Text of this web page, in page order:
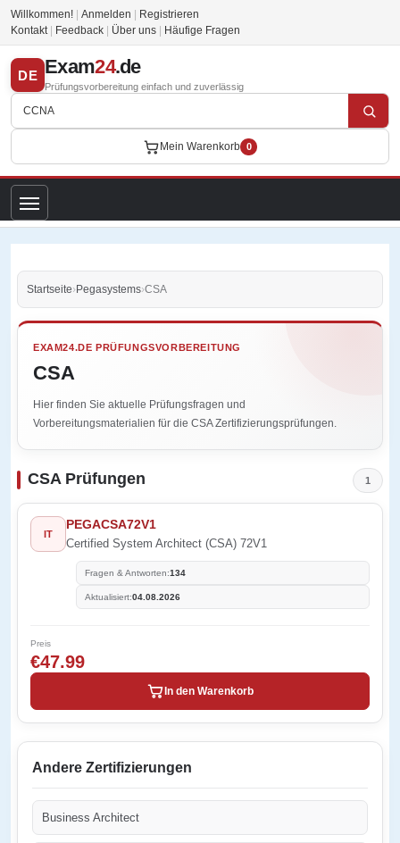
Willkommen! Anmelden
Registrieren
Kontakt
Feedback Über uns Häufige Fragen
DE Exam24.de
Prüfungsvorbereitung einfach und zuverlässig
Mein Warenkorb 0
Startseite›Pegasystems›CSA
EXAM24.DE PRÜFUNGSVORBEREITUNG
CSA
Hier finden Sie aktuelle Prüfungsfragen und
Vorbereitungsmaterialien für die CSA Zertifizierungsprüfungen.
CSA Prüfungen 1
IT
PEGACSA72V1
Certified System Architect (CSA) 72V1
Fragen & Antworten:134
Aktualisiert:04.08.2026
Preis
€47.99
In den Warenkorb
Andere Zertifizierungen
Business Architect